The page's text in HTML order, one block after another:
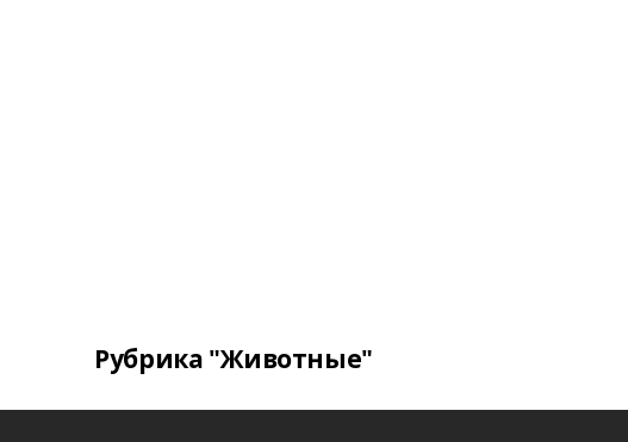
Рубрика "Животные"